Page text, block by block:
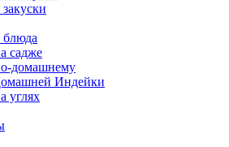
блюда
садже
домашнему
Индейки
углях